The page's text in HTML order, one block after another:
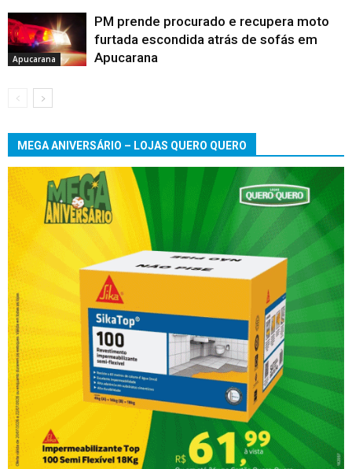
Apucarana
PM prende procurado e recupera moto
furtada escondida atrás de sofás em
Apucarana
MEGA ANIVERSÁRIO – LOJAS QUERO QUERO